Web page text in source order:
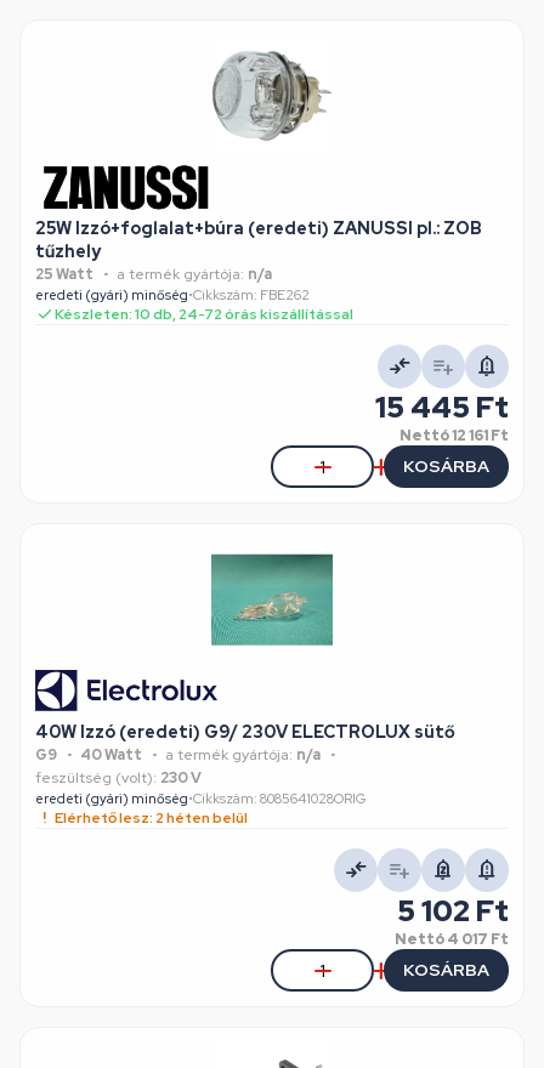
25W Izzó+foglalat+búra (eredeti) ZANUSSI pl.: ZOB
tűzhely
25 Watt a termék gyártója: n/a
eredeti (gyári) minőség•Cikkszám: FBE262
Készleten: 10 db, 24-72 órás kiszállítással
15 445 Ft
Nettó12 161 Ft
KOSÁRBA
40W Izzó (eredeti) G9/ 230V ELECTROLUX sütő
G9 40 Watt a termék gyártója: n/a
feszültség (volt): 230 V
eredeti (gyári) minőség•Cikkszám: 8085641028ORIG
Elérhető lesz: 2 héten belül
5 102 Ft
Nettó4 017 Ft
KOSÁRBA